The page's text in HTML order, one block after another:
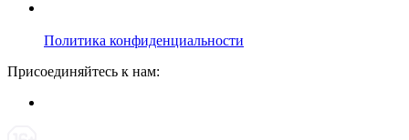
Политика конфиденциальности
Присоединяйтесь к нам: